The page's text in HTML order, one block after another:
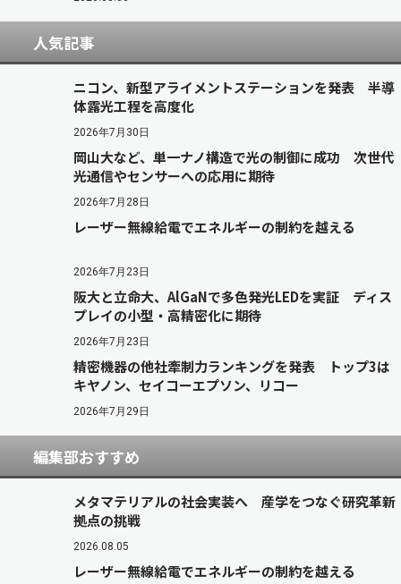
人気記事
ニコン、新型アライメントステーションを発表 半導
体露光工程を高度化
2026年7月30日
岡山大など、単一ナノ構造で光の制御に成功 次世代
光通信やセンサーへの応用に期待
2026年7月28日
レーザー無線給電でエネルギーの制約を越える
2026年7月23日
阪大と立命大、AlGaNで多色発光LEDを実証 ディス
プレイの小型・高精密化に期待
2026年7月23日
精密機器の他社牽制力ランキングを発表 トップ3は
キヤノン、セイコーエプソン、リコー
2026年7月29日
編集部おすすめ
メタマテリアルの社会実装へ 産学をつなぐ研究革新
拠点の挑戦
2026.08.05
レーザー無線給電でエネルギーの制約を越える